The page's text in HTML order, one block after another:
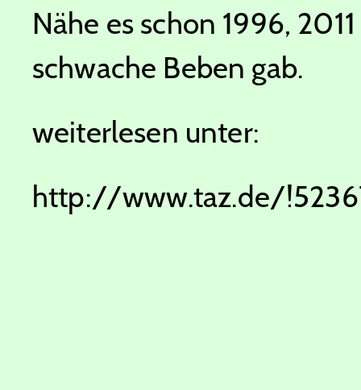
Nähe es schon 1996,
schwache Beben gab.
weiterlesen unter:
http://www.taz.de/